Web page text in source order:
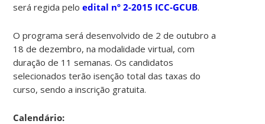
será regida peloedital nº 2-2015 ICC-GCUB.
O programa será desenvolvido de 2 de outubro a
18 de dezembro, na modalidade virtual, com
duração de 11 semanas. Os candidatos
selecionados terão isenção total das taxas do
curso, sendo a inscrição gratuita.
Calendário: